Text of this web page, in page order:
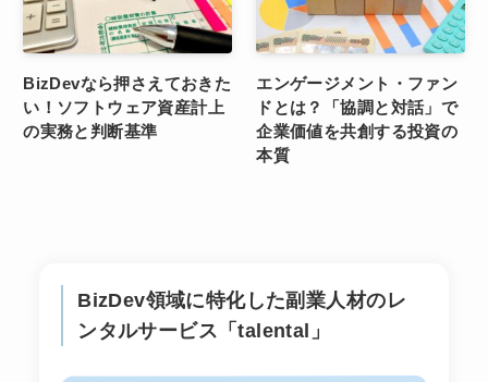
BizDevなら押さえておきた
い！ソフトウェア資産計上
の実務と判断基準
エンゲージメント・ファン
ドとは？「協調と対話」で
企業価値を共創する投資の
本質
BizDev領域に特化した副業人材のレ
ンタルサービス「talental」